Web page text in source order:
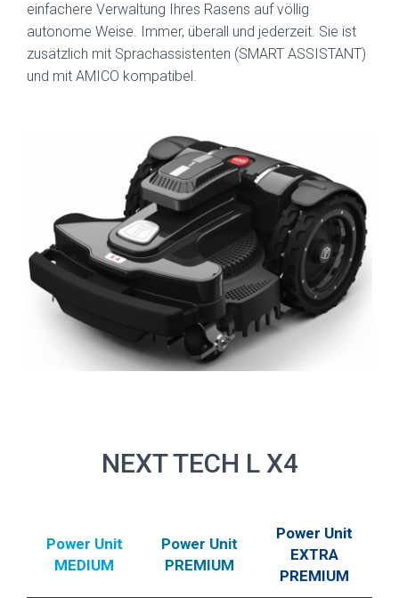
einfachere Verwaltung Ihres Rasens auf völlig
autonome Weise. Immer, überall und jederzeit. Sie ist
zusätzlich mit Sprachassistenten (SMART ASSISTANT)
und mit AMICO kompatibel.
NEXT TECH L X4
Power Unit
MEDIUM
Power Unit
PREMIUM
Power Unit
EXTRA
PREMIUM